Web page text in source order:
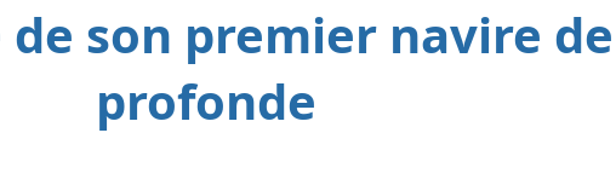
عربي
son premier navire
profonde